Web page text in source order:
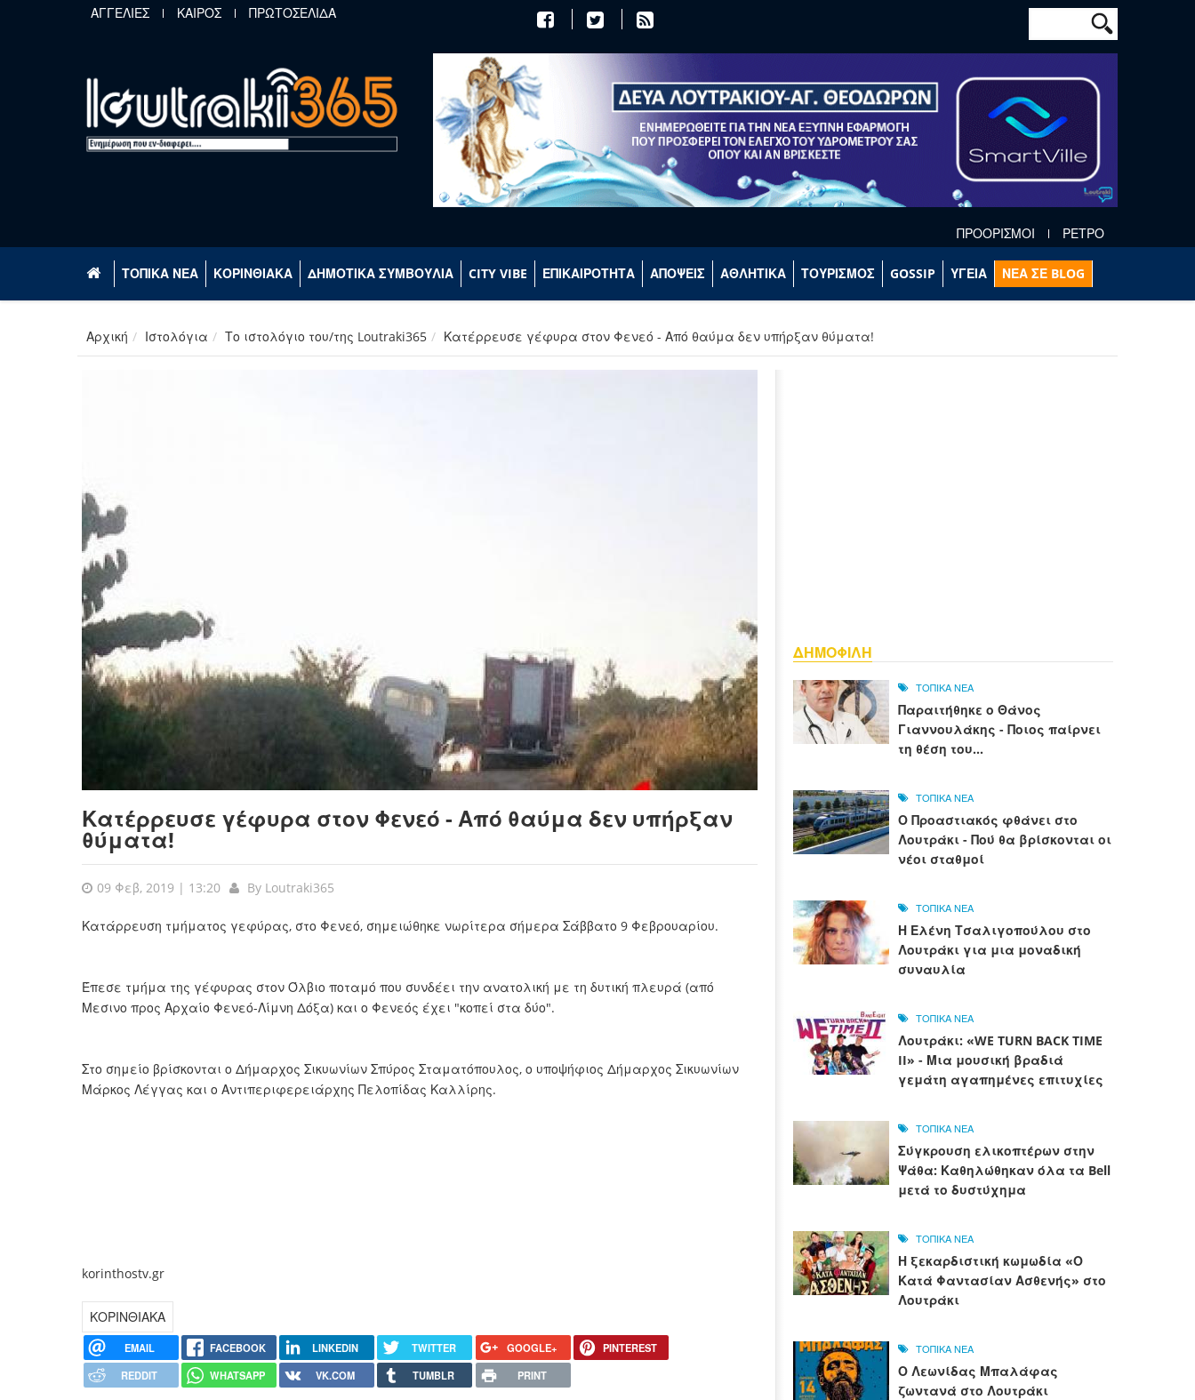
Παράκαμψη προς το κυρίως περιεχόμενο
ΑΓΓΕΛΙΕΣ ΚΑΙΡΟΣ ΠΡΩΤΟΣΕΛΙΔΑ Φόρμα
Αναζήτηση
ΠΡΟΟΡΙΣΜΟΙ ΡΕΤΡΟ
ΤΟΠΙΚΑ ΝΕΑ ΚΟΡΙΝΘΙΑΚΑ ΔΗΜΟΤΙΚΑ ΣΥΜΒΟΥΛΙΑ CITY VIBE ΕΠΙΚΑΙΡΟΤΗΤΑ ΑΠΟΨΕΙΣ ΑΘΛΗΤΙΚΑ ΤΟΥΡΙΣΜΟΣ GOSSIP ΥΓΕΙΑ ΝΕΑ ΣΕ BLOG
Αρχική Ιστολόγια Το ιστολόγιο του/της Loutraki365 Κατέρρευσε γέφυρα στον Φενεό - Από θαύμα δεν υπήρξαν θύματα!
Κατέρρευσε γέφυρα στον Φενεό - Από θαύμα δεν υπήρξαν
θύματα!
09 Φεβ, 2019 | 13:20 By Loutraki365
Κατάρρευση τμήματος γεφύρας, στο Φενεό, σημειώθηκε νωρίτερα σήμερα Σάββατο 9 Φεβρουαρίου.
Έπεσε τμήμα της γέφυρας στον Όλβιο ποταμό που συνδέει την ανατολική με τη δυτική πλευρά (από
Μεσινο προς Αρχαίο Φενεό-Λίμνη Δόξα) και ο Φενεός έχει "κοπεί στα δύο".
Στο σημείο βρίσκονται ο Δήμαρχος Σικυωνίων Σπύρος Σταματόπουλος, ο υποψήφιος Δήμαρχος Σικυωνίων
Μάρκος Λέγγας και ο Αντιπεριφερειάρχης Πελοπίδας Καλλίρης.
korinthostv.gr
ΚΟΡΙΝΘΙΑΚΑ
EMAIL FACEBOOK LINKEDIN TWITTER GOOGLE+
PINTEREST
REDDIT
WHATSAPP VK.COM TUMBLR PRINT
ΔΗΜΟΦΙΛΗ
ΤΟΠΙΚΑ ΝΕΑ
Παραιτήθηκε ο Θάνος
Γιαννουλάκης - Ποιος παίρνει
τη θέση του...
ΤΟΠΙΚΑ ΝΕΑ
Ο Προαστιακός φθάνει στο
Λουτράκι - Πού θα βρίσκονται οι
νέοι σταθμοί
ΤΟΠΙΚΑ ΝΕΑ
Η Ελένη Τσαλιγοπούλου στο
Λουτράκι για μια μοναδική
συναυλία
ΤΟΠΙΚΑ ΝΕΑ
Λουτράκι: «WE TURN BACK TIME
II» - Μια μουσική βραδιά
γεμάτη αγαπημένες επιτυχίες
ΤΟΠΙΚΑ ΝΕΑ
Σύγκρουση ελικοπτέρων στην
Ψάθα: Καθηλώθηκαν όλα τα Bell
μετά το δυστύχημα
ΤΟΠΙΚΑ ΝΕΑ
Η ξεκαρδιστική κωμωδία «Ο
Κατά Φαντασίαν Ασθενής» στο
Λουτράκι
ΤΟΠΙΚΑ ΝΕΑ
Ο Λεωνίδας Μπαλάφας
ζωντανά στο Λουτράκι